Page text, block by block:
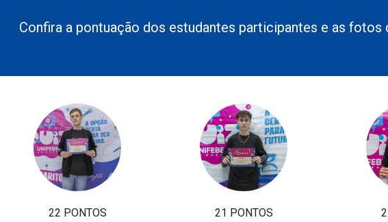
Confira a pontuação dos estudantes participantes e as fotos
22 PONTOS 21 PONTOS